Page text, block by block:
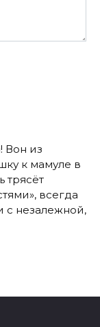
Вон из
к мамуле в
трясёт
всегда
с незалежной,